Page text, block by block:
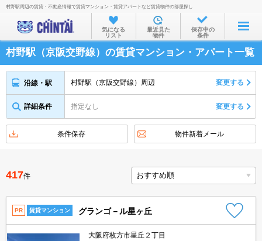
お部屋を探す
沿線・駅から
住所から
家賃相場から
物件特集から
不動産会社から
TOP
村野駅周辺の賃貸・不動産情報で賃貸マンション・賃貸アパートなど賃貸物件の部屋探し
気になる
リスト
最近見た
物件
保存中の
条件
村野駅（京阪交野線）の賃貸マンション・アパート一覧
沿線・駅 村野駅（京阪交野線）周辺 変更する
詳細条件 指定なし 変更する
条件保存 物件新着メール
417件
PR 賃貸マンション グランゴ－ル星ヶ丘
大阪府枚方市星丘２丁目